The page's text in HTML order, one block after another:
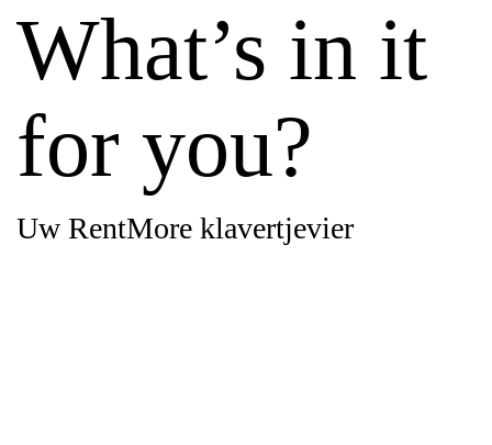
What’s in it
for you?
Uw RentMore klavertjevier